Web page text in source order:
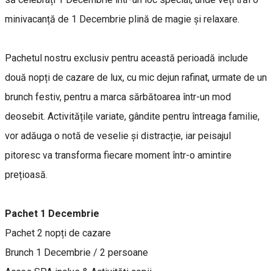
minivacanță de 1 Decembrie plină de magie și relaxare.
Pachetul nostru exclusiv pentru această perioadă include
două nopți de cazare de lux, cu mic dejun rafinat, urmate de un
brunch festiv, pentru a marca sărbătoarea într-un mod
deosebit. Activitățile variate, gândite pentru întreaga familie,
vor adăuga o notă de veselie și distracție, iar peisajul
pitoresc va transforma fiecare moment într-o amintire
prețioasă.
Pachet 1 Decembrie
Pachet 2 nopți de cazare
Brunch 1 Decembrie / 2 persoane